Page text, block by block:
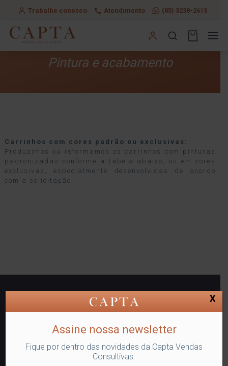
Trabalhe conosco Atendimento (85) 3238-2613
Pintura e acabamento
Carrinhos com cores padrão ou exclusivas:
Produzimos ou reformamos os carrinhos com pinturas
padronizadas conforme a tabela abaixo, ou em cores
exclusivas, especialmente desenvolvidas de acordo
com a solicitação.
Assine nossa newsletter
Fique por dentro das novidades da Capta Vendas
Consultivas.
X